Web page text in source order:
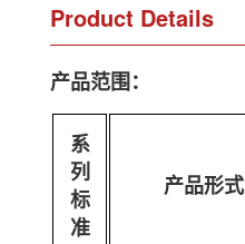
Product Details
产品范围：
系
列
标
准
产品形式